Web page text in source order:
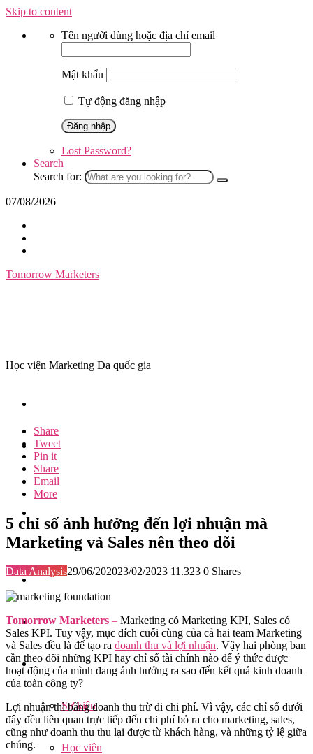
Skip to content
Tên người dùng hoặc địa chỉ email
Mật khẩu
Tự động đăng nhập
Lost Password?
Search
Search for:
07/08/2026
Tomorrow Marketers
Học viện Marketing Đa quốc gia
Sự kiện
Học viên
Share
Tweet
Pin it
Share
Email
More
5 chỉ số ảnh hưởng đến lợi nhuận mà
Marketing và Sales nên theo dõi
Data Analysis29/06/202023/02/2023 11.323 0 Shares
Tomorrow Marketers – Marketing có Marketing KPI, Sales có
Sales KPI. Tuy vậy, mục đích cuối cùng của cả hai team Marketing
và Sales đều là để tạo ra doanh thu và lợi nhuận. Vậy hai phòng ban
cần theo dõi những KPI hay chỉ số tài chính nào để ý thức được
hoạt động của mình đang ảnh hưởng ra sao đến kết quả kinh doanh
của toàn công ty?
Lợi nhuận thì bằng doanh thu trừ đi chi phí. Vì vậy, các chỉ số dưới
đây đều liên quan trực tiếp đến chi phí bỏ ra cho marketing, sales,
cũng như doanh thu thu lại được từ khách hàng, và những tỷ lệ giữa
chúng.